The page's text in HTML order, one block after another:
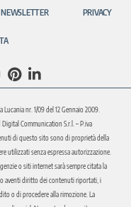
NEWSLETTER PRIVACY
nr. 1/09 del 12 Gennaio 2009.
Communication S.r.l. – P.iva
di questo sito sono di proprietà della
utilizzati senza espressa autorizzazione.
o siti internet sarà sempre citata la
aventi diritto dei contenuti riportati, i
o di procedere alla rimozione. La